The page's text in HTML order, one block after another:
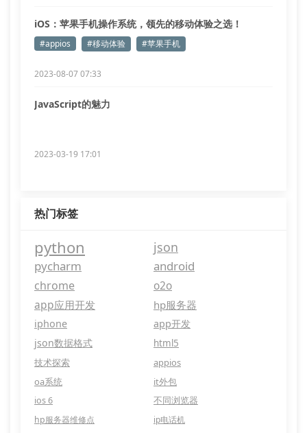
iOS：苹果手机操作系统，领先的移动体验之选！
#appios #移动体验 #苹果手机
2023-08-07 07:33
JavaScript的魅力
2023-03-19 17:01
热门标签
python json
pycharm android
chrome
o2o
app应用开发
hp服务器
iphone
app开发
json数据格式
html5
技术探索
appios
oa系统
it外包
ios 6
不同浏览器
hp服务器维修点
ip电话机